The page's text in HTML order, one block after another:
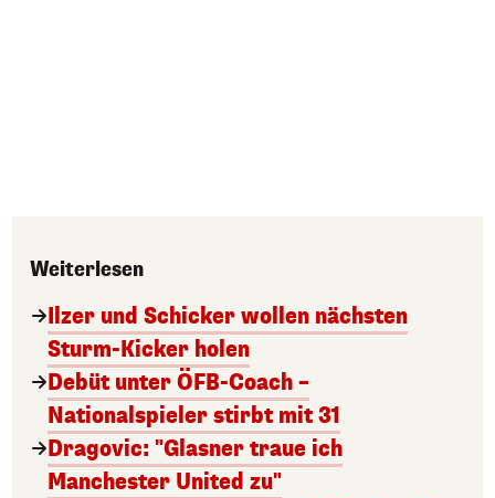
Weiterlesen
Ilzer und Schicker wollen nächsten
Sturm-Kicker holen
Debüt unter ÖFB-Coach –
Nationalspieler stirbt mit 31
Dragovic: "Glasner traue ich
Manchester United zu"